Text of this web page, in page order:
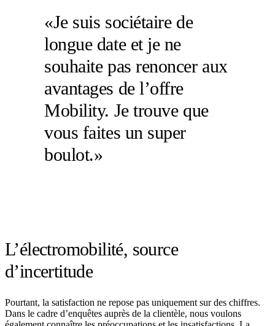
«Je suis sociétaire de
longue date et je ne
souhaite pas renoncer aux
avantages de l’offre
Mobility. Je trouve que
vous faites un super
boulot.»
L’électromobilité, source
d’incertitude
Pourtant, la satisfaction ne repose pas uniquement sur des chiffres.
Dans le cadre d’enquêtes auprès de la clientèle, nous voulons